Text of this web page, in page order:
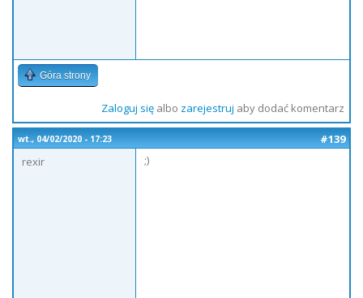
Góra strony
Zaloguj sięalbo zarejestruj aby dodać komentarz
wt., 04/02/2020 - 17:23
#139
rexir
;)